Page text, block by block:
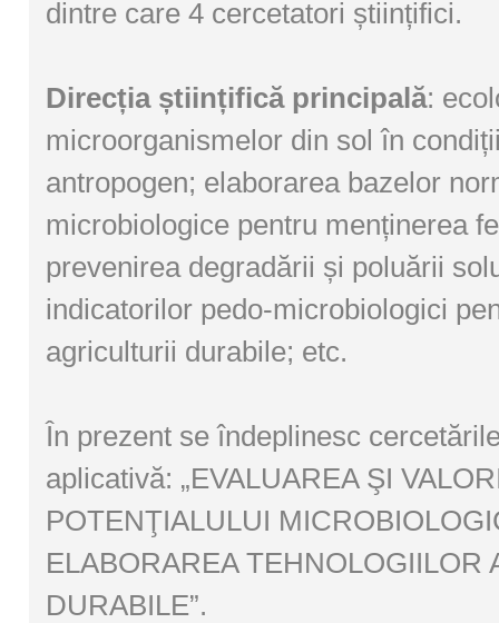
dintre care 4 cercetatori științifici.
Direcția științifică principală:
microorganismelor din sol în
antropogen; elaborarea bazelor
microbiologice pentru menținerea
prevenirea degradării și poluării
indicatorilor pedo-microbiologici
agriculturii durabile; etc.
În prezent se îndeplinesc
aplicativă: „EVALUAREA ŞI
POTENŢIALULUI
ELABORAREA TEHNOLOGIILOR
DURABILE”.